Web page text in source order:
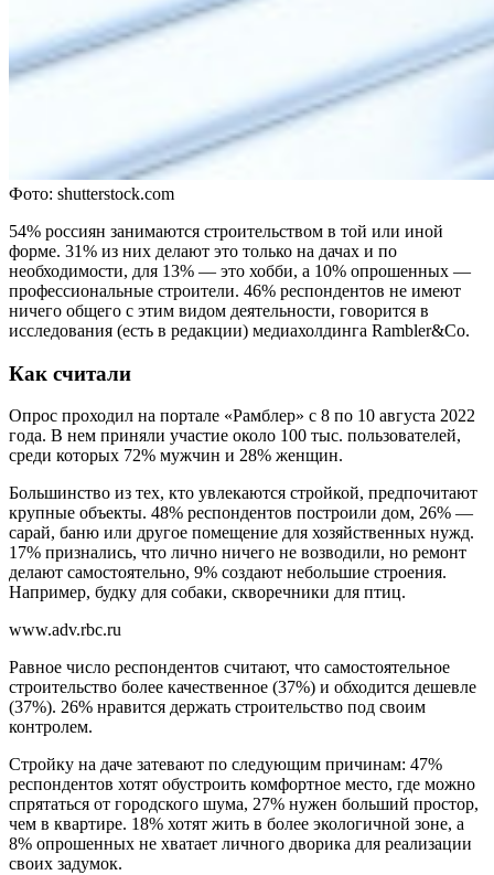
Фото: shutterstock.com
54% россиян занимаются строительством в той или иной
форме. 31% из них делают это только на дачах и по
необходимости, для 13% — это хобби, а 10% опрошенных —
профессиональные строители. 46% респондентов не имеют
ничего общего с этим видом деятельности, говорится в
исследования (есть в редакции) медиахолдинга Rambler&Co.
Как считали
Опрос проходил на портале «Рамблер» с 8 по 10 августа 2022
года. В нем приняли участие около 100 тыс. пользователей,
среди которых 72% мужчин и 28% женщин.
Большинство из тех, кто увлекаются стройкой, предпочитают
крупные объекты. 48% респондентов построили дом, 26% —
сарай, баню или другое помещение для хозяйственных нужд.
17% признались, что лично ничего не возводили, но ремонт
делают самостоятельно, 9% создают небольшие строения.
Например, будку для собаки, скворечники для птиц.
www.adv.rbc.ru
Равное число респондентов считают, что самостоятельное
строительство более качественное (37%) и обходится дешевле
(37%). 26% нравится держать строительство под своим
контролем.
Стройку на даче затевают по следующим причинам: 47%
респондентов хотят обустроить комфортное место, где можно
спрятаться от городского шума, 27% нужен больший простор,
чем в квартире. 18% хотят жить в более экологичной зоне, а
8% опрошенных не хватает личного дворика для реализации
своих задумок.